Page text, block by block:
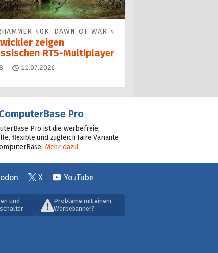
40K: DAWN OF WAR 4
zeigen
RTS-Multiplayer
Kommentare
11.07.2026
ComputerBase Pro
Pro ist die werbefreie,
flexible und zugleich faire Variante
Mehr dazu!
X YouTube
und
Probleme mit einem
Werbebanner?